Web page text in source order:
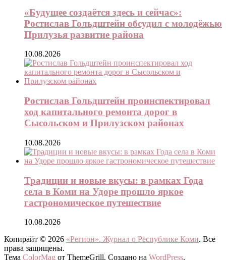
«Будущее создаётся здесь и сейчас»:
Ростислав Гольдштейн обсудил с молодёжью
Прилузья развитие района
10.08.2026
Ростислав Гольдштейн проинспектировал
ход капитального ремонта дорог в
Сысольском и Прилузском районах
10.08.2026
Традиции и новые вкусы: в рамках Года
села в Коми на Удоре прошло яркое
гастрономическое путешествие
10.08.2026
Копирайт © 2026 «Регион». Журнал о Республике Коми. Все
права защищены.
Тема ColorMag от ThemeGrill. Создано на WordPress.